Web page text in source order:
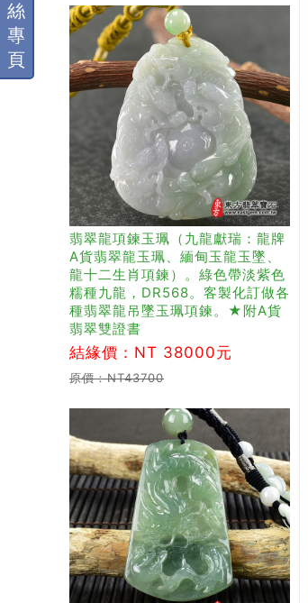
翡翠龍項鍊玉珮（九龍獻瑞：龍牌
A貨翡翠龍玉珮、緬甸玉龍玉墜、
龍十二生肖項鍊）。綠色帶淡紫色
糯種九龍，DR568。客製化訂做各
種翡翠龍吊墜玉珮項鍊。★附A貨
翡翠雙證書
結緣價：NT 38000元
原價：NT43700
絲
專
頁